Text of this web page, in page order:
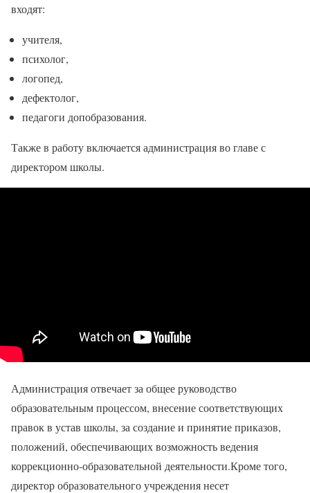
входят:
учителя,
психолог,
логопед,
дефектолог,
педагоги допобразования.
Также в работу включается администрация во главе с
директором школы.
Администрация отвечает за общее руководство
образовательным процессом, внесение соответствующих
правок в устав школы, за создание и принятие приказов,
положений, обеспечивающих возможность ведения
коррекционно-образовательной деятельности.Кроме того,
директор образовательного учреждения несет